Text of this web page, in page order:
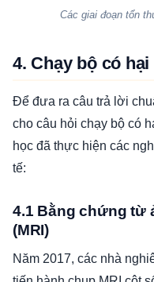
Các giai đoạn tổn
4. Chạy bộ có
Để đưa ra câu trả lời
cho câu hỏi chạy bộ có
học đã thực hiện các
tế:
4.1 Bằng chứng từ
(MRI)
Năm 2017, các nhà